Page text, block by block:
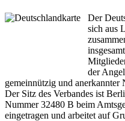
Der
sich aus
der
gemeinnützig und
Der Sitz des Verbandes ist
Nummer 32480 B beim
eingetragen und arbeitet auf